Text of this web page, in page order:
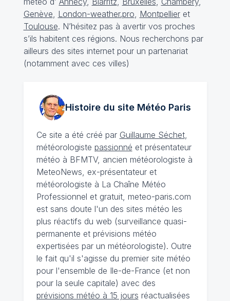
Genève, London-weather.pro, Montpellieret
Toulouse. N’hésitez pas à avertir vos proches
s’ils habitent ces régions. Nous recherchons par
ailleurs des sites internet pour un partenariat
(notamment avec ces villes)
Histoire du site MétéoParis
Ce site a été créé par Guillaume Séchet,
météorologiste passionné et présentateur
météo à BFMTV, ancien météorologiste à
MeteoNews, ex-présentateur et
météorologiste à La Chaîne Météo
Professionnel et gratuit, meteo-paris.com
est sans doute l'un des sites météo les
plus réactifs du web (surveillance quasi-
permanente et prévisions météo
expertisées par un météorologiste). Outre
le fait qu'il s'agisse du premier site météo
pour l'ensemble de Ile-de-France (et non
pour la seule capitale) avec des
prévisions météo à 15 jours réactualisées